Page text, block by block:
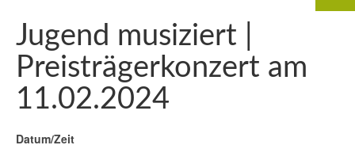
Jugend musiziert |
Preisträgerkonzert am
11.02.2024
Datum/Zeit